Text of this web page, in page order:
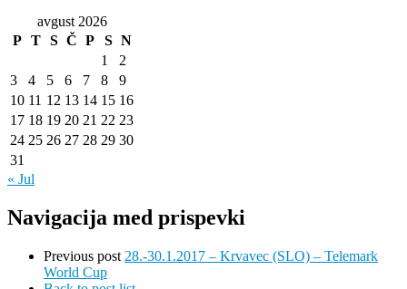
avgust 2026
P T S Č P S N
1
2
3
4 5 6 7 8
9
10 11 12 13 14 15 16
17 18 19 20 21 22 23
24 25 26 27 28 29 30
31
« Jul
Navigacija med prispevki
Previous post 28.-30.1.2017 – Krvavec (SLO) – Telemark
World Cup